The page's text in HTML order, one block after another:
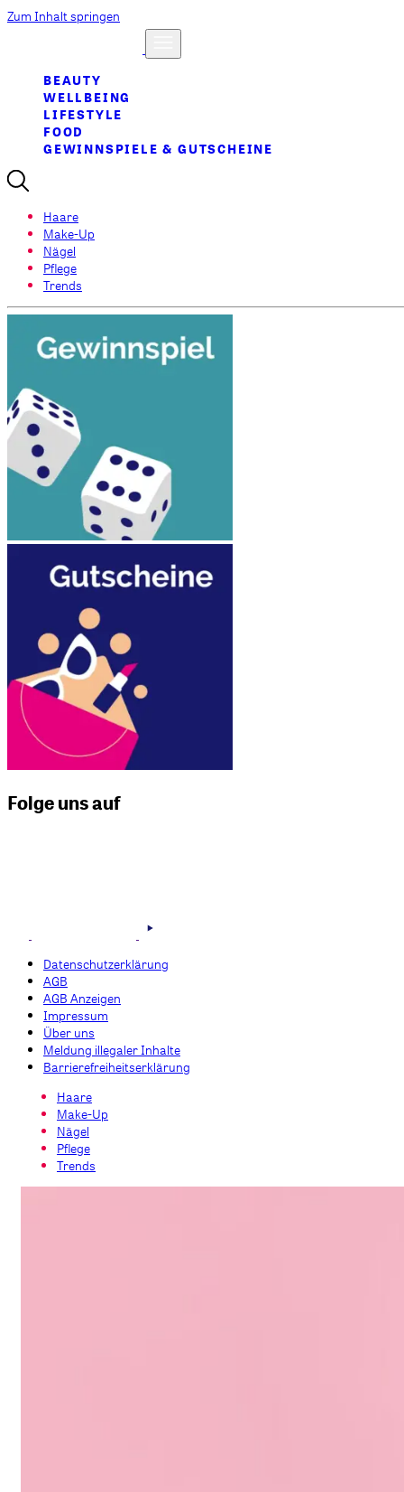
Zum Inhalt springen
BEAUTY
WELLBEING
LIFESTYLE
FOOD
GEWINNSPIELE & GUTSCHEINE
Haare
Make-Up
Nägel
Pflege
Trends
Folge uns auf
Datenschutzerklärung
AGB
AGB Anzeigen
Impressum
Über uns
Meldung illegaler Inhalte
Barrierefreiheitserklärung
Haare
Make-Up
Nägel
Pflege
Trends